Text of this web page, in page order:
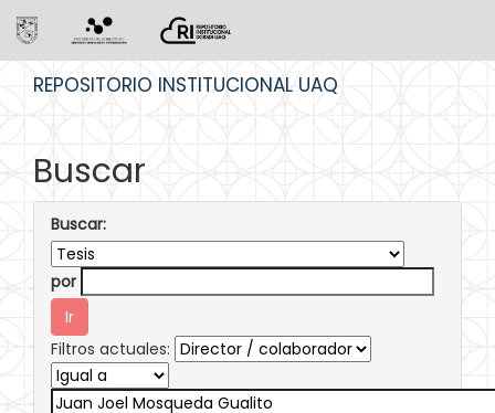
REPOSITORIO INSTITUCIONAL UAQ
Buscar
Buscar:
por
Filtros actuales: